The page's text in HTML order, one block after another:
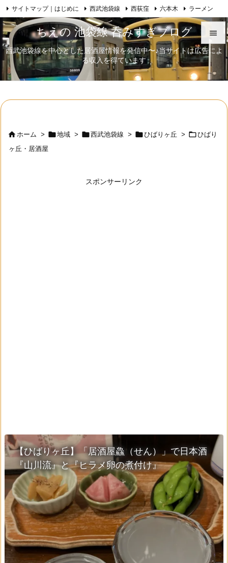
ちえの 池袋線 呑みすぎブログ
西武池袋線を中心とした居酒屋情報を発信中〜♪当サイトは広告によ
る収入を得ています


メニュ


サイトマップ｜はじめに 西武池袋線 西荻窪 六本木 ラーメン
日本酒 歌舞伎 自己紹介 RSS Feedly
ホーム > 地域 > 西武池袋線 > ひばりヶ丘 > ひばり
ヶ丘・居酒屋
スポンサーリンク
【ひばりヶ丘】「居酒屋鱻（せん）」で日本酒
『山川流』と『ヒラメ卵の煮付け』